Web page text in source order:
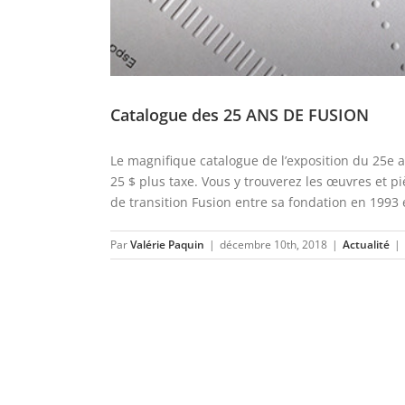
Catalogue des 25 ANS DE FUSION
Le magnifique catalogue de l’exposition du 25e
25 $ plus taxe. Vous y trouverez les œuvres et
de transition Fusion entre sa fondation en
ParValérie Paquin | décembre 10th, 2018 | Actualité |